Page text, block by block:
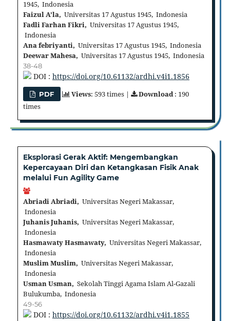
1945, Indonesia
Faizul A’la, Universitas 17 Agustus 1945, Indonesia
Fadli Farhan Fikri, Universitas 17 Agustus 1945,
Indonesia
Ana febriyanti, Universitas 17 Agustus 1945, Indonesia
Deewar Mahesa, Universitas 17 Agustus 1945, Indonesia
38-48
DOI : https://doi.org/10.61132/ardhi.v4i1.1856
PDF Views: 593 times | Download : 190
times
Eksplorasi Gerak Aktif: Mengembangkan
Kepercayaan Diri dan Ketangkasan Fisik Anak
melalui Fun Agility Game
Abriadi Abriadi, Universitas Negeri Makassar,
Indonesia
Juhanis Juhanis, Universitas Negeri Makassar,
Indonesia
Hasmawaty Hasmawaty, Universitas Negeri Makassar,
Indonesia
Muslim Muslim, Universitas Negeri Makassar,
Indonesia
Usman Usman, Sekolah Tinggi Agama Islam Al-Gazali
Bulukumba, Indonesia
49-56
DOI : https://doi.org/10.61132/ardhi.v4i1.1855